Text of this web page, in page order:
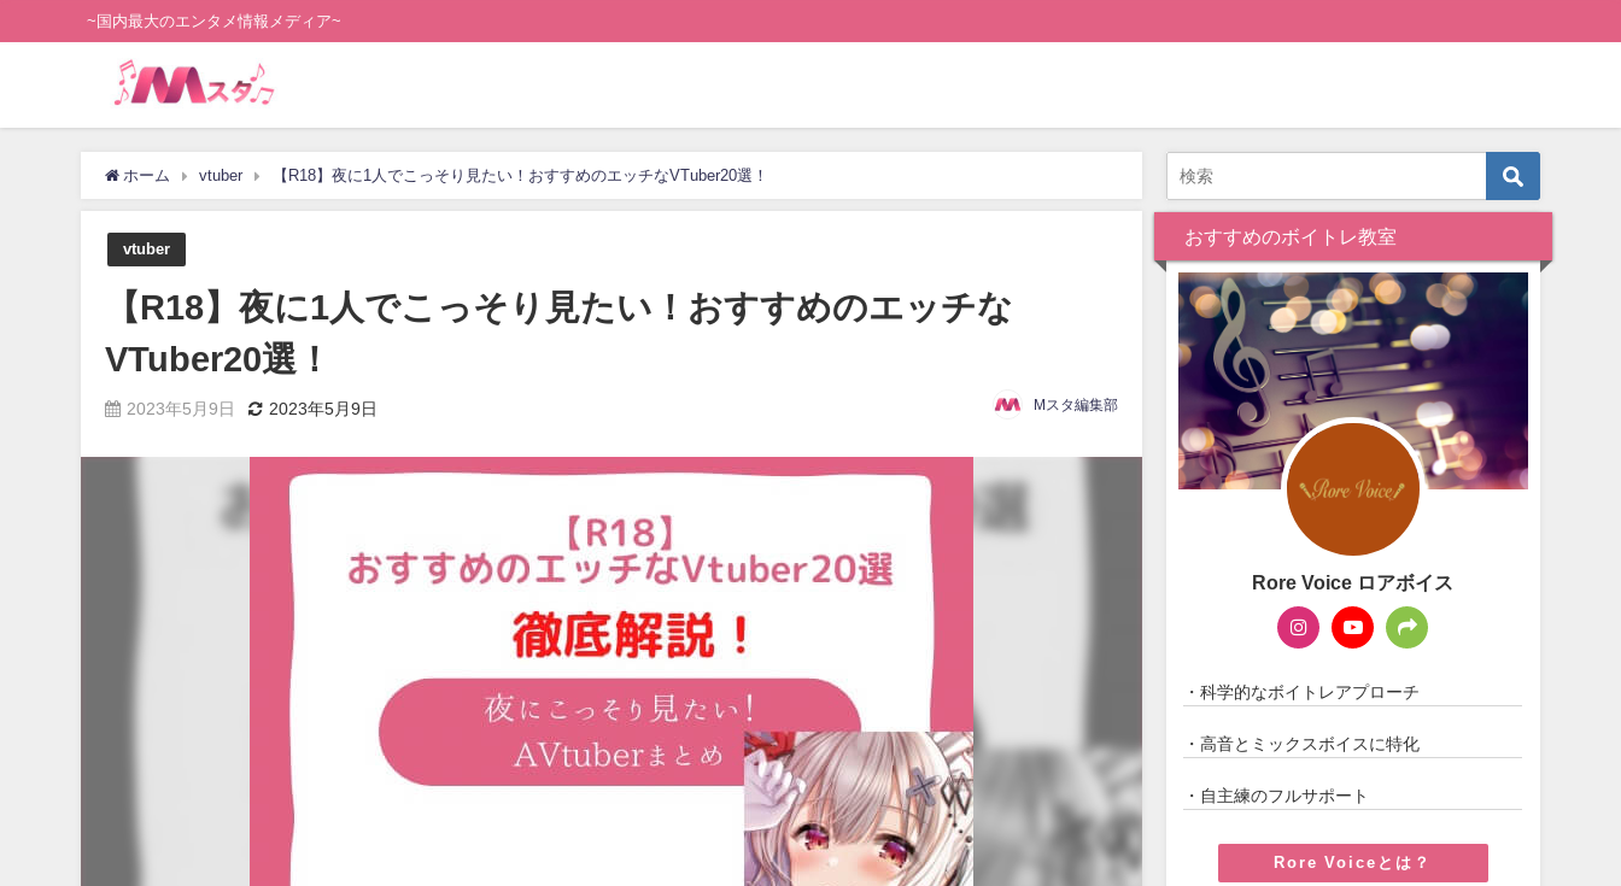
~国内最大のエンタメ情報メディア~
ホーム vtuber 【R18】夜に1人でこっそり見たい！おすすめのエッチなVTuber20選！
vtuber
【R18】夜に1人でこっそり見たい！おすすめのエッチな
VTuber20選！
2023年5月9日 2023年5月9日 Mスタ編集部
おすすめのボイトレ教室
Rore Voice ロアボイス
・科学的なボイトレアプローチ
・高音とミックスボイスに特化
・自主練のフルサポート
Rore Voiceとは？